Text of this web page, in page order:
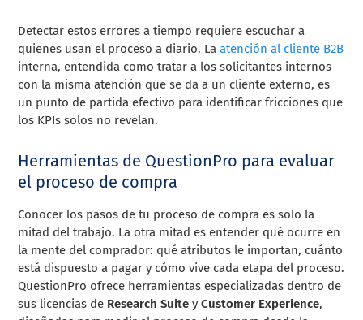
Detectar estos errores a tiempo requiere escuchar a
quienes usan el proceso a diario. Laatención al cliente B2B
interna, entendida como tratar a los solicitantes internos
con la misma atención que se da a un cliente externo, es
un punto de partida efectivo para identificar fricciones que
los KPIs solos no revelan.
Herramientas de QuestionPro para evaluar
el proceso de compra
Conocer los pasos de tu proceso de compra es solo la
mitad del trabajo. La otra mitad es entender qué ocurre en
la mente del comprador: qué atributos le importan, cuánto
está dispuesto a pagar y cómo vive cada etapa del proceso.
QuestionPro ofrece herramientas especializadas dentro de
sus licencias de Research Suite yCustomer Experience,